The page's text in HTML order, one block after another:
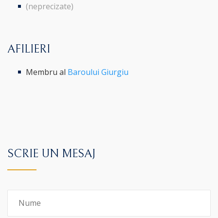
(neprecizate)
AFILIERI
Membru al Baroului Giurgiu
SCRIE UN MESAJ